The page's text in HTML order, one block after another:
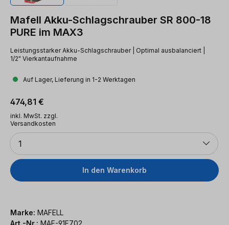
Mafell Akku-Schlagschrauber SR 800-18
PURE im MAX3
Leistungsstarker Akku-Schlagschrauber | Optimal ausbalanciert |
1/2" Vierkantaufnahme
Auf Lager, Lieferung in 1-2 Werktagen
Regulärer Preis:
474,81 €
inkl. MwSt. zzgl.
Versandkosten
Anzahl
1
In den Warenkorb
Marke: MAFELL
Art.-Nr.: MAF-91F702